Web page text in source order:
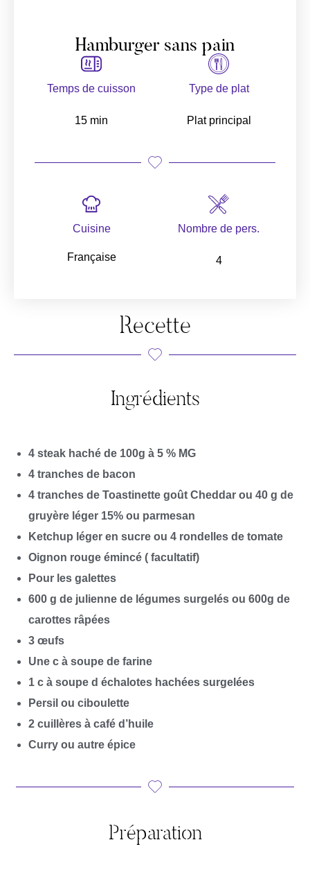
Hamburger sans pain
Temps de cuisson
15 min
Type de plat
Plat principal
Cuisine
Française
Nombre de pers.
4
Recette
Ingrédients
4 steak haché de 100g à 5 % MG
4 tranches de bacon
4 tranches de Toastinette goût Cheddar ou 40 g de
gruyère léger 15% ou parmesan
Ketchup léger en sucre ou 4 rondelles de tomate
Oignon rouge émincé ( facultatif)
Pour les galettes
600 g de julienne de légumes surgelés ou 600g de
carottes râpées
3 œufs
Une c à soupe de farine
1 c à soupe d échalotes hachées surgelées
Persil ou ciboulette
2 cuillères à café d’huile
Curry ou autre épice
Préparation